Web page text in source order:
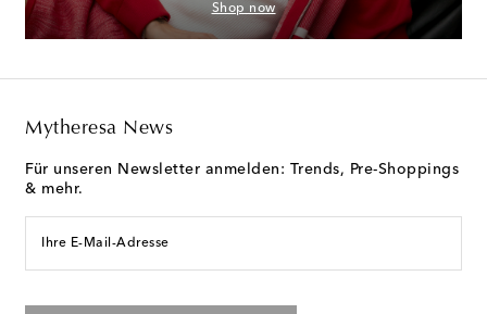
Shop now
Mytheresa News
Für unseren Newsletter anmelden: Trends, Pre-Shoppings
& mehr.
Ihre E-Mail-Adresse